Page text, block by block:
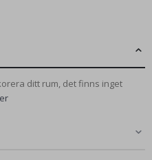
ditt rum, det finns inget